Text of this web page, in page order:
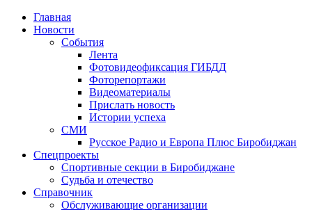
Главная
Новости
События
Лента
Фотовидеофиксация ГИБДД
Фоторепортажи
Видеоматериалы
Прислать новость
Истории успеха
СМИ
Русское Радио и Европа Плюс Биробиджан
Спецпроекты
Спортивные секции в Биробиджане
Судьба и отечество
Справочник
Обслуживающие организации